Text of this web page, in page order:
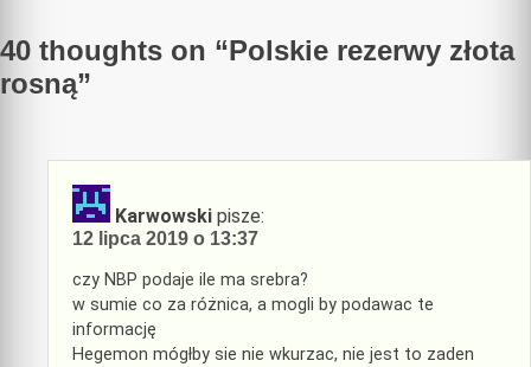
40 thoughts on “Polskie rezerwy złota
rosną”
Karwowski pisze:
12 lipca 2019 o 13:37
czy NBP podaje ile ma srebra?
w sumie co za różnica, a mogli by podawac te
informację
Hegemon mógłby sie nie wkurzac, nie jest to zaden